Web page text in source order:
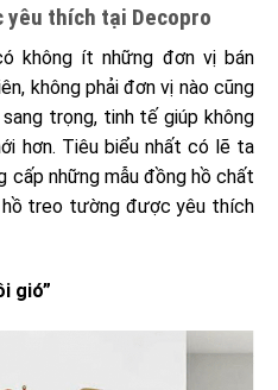
yêu thích tại Decopro
không ít những đơn vị bán
không phải đơn vị nào cũng
trọng, tinh tế giúp không
hơn. Tiêu biểu nhất có lẽ ta
cấp những mẫu đồng hồ chất
hồ treo tường được yêu thích
gió”